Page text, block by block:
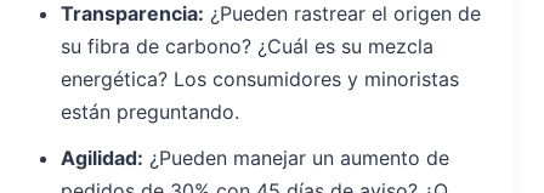
Transparencia: ¿Pueden rastrear el origen de
su fibra de carbono? ¿Cuál es su mezcla
energética? Los consumidores y minoristas
están preguntando.
Agilidad: ¿Pueden manejar un aumento de